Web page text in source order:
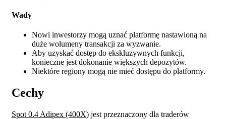
Wady
Nowi inwestorzy mogą uznać platformę nastawioną na
duże wolumeny transakcji za wyzwanie.
Aby uzyskać dostęp do ekskluzywnych funkcji,
konieczne jest dokonanie większych depozytów.
Niektóre regiony mogą nie mieć dostępu do platformy.
Cechy
Spot 0.4 Adipex (400X) jest przeznaczony dla traderów